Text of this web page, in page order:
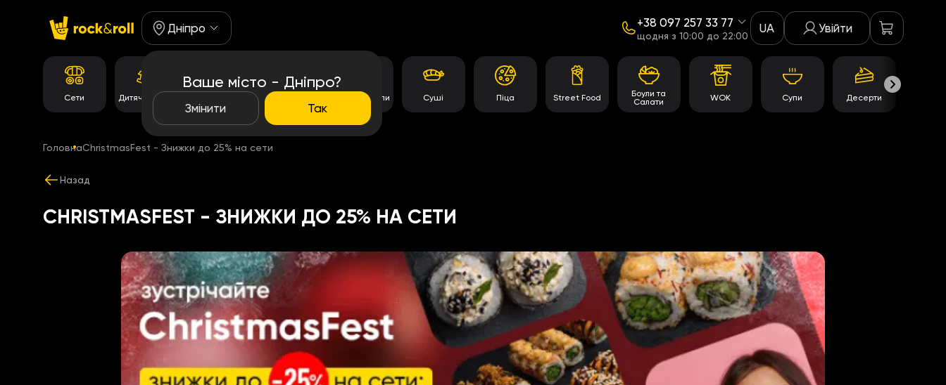
Дніпро
Ваше місто - Дніпро?
Змінити Так
+38 097 257 33 77
щодня з 10:00 до 22:00
UA Увійти
Сети Дитяче Меню
Корейське
Темпура роли Суші Піца Street Food
Боули та
Салати
WOK Супи Десерти
ГоловнаСhristmasFest - Знижки до 25% на сети
Назад
СHRISTMASFEST - ЗНИЖКИ ДО 25% НА СЕТИ